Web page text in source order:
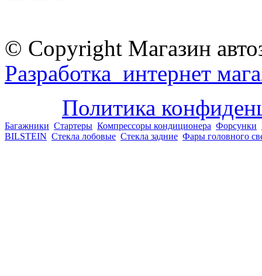
© Copyright Магазин
Разработка интернет
Политика
Багажники Стартеры Компрессоры кондиционера Форсунки
BILSTEIN Стекла лобовые Стекла задние Фары головного